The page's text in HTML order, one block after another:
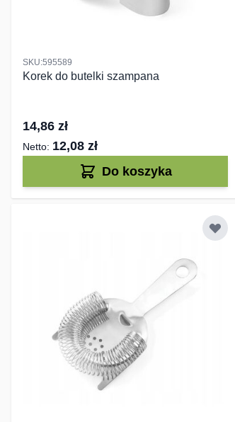
SKU:595589
Korek do butelki szampana
14,86 zł
12,08 zł
Do koszyka